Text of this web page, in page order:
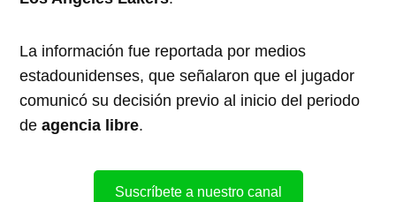
La información fue reportada por medios
estadounidenses, que señalaron que el jugador
comunicó su decisión previo al inicio del periodo
deagencia libre.
Suscríbete a nuestro canal